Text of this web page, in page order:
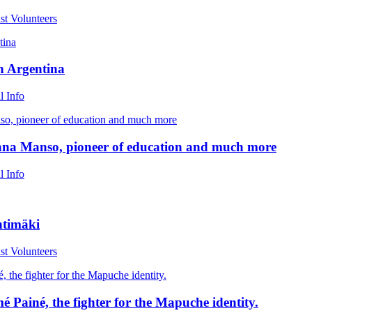
Volunteers
Argentina
Info
Manso, pioneer of education and much more
Info
Volunteers
Painé, the fighter for the Mapuche identity.